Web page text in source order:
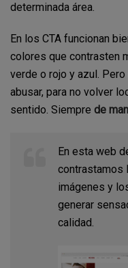
determinada área.
En los CTA funcionan
colores que contrasten
verde o rojo y azul.
abusar, para no volver
sentido. Siempre de
En esta web
contrastamos
imágenes y
generar
calidad.